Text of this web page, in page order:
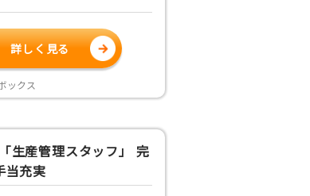
詳しく見る
ックス
生産管理スタッフ」 完
当充実